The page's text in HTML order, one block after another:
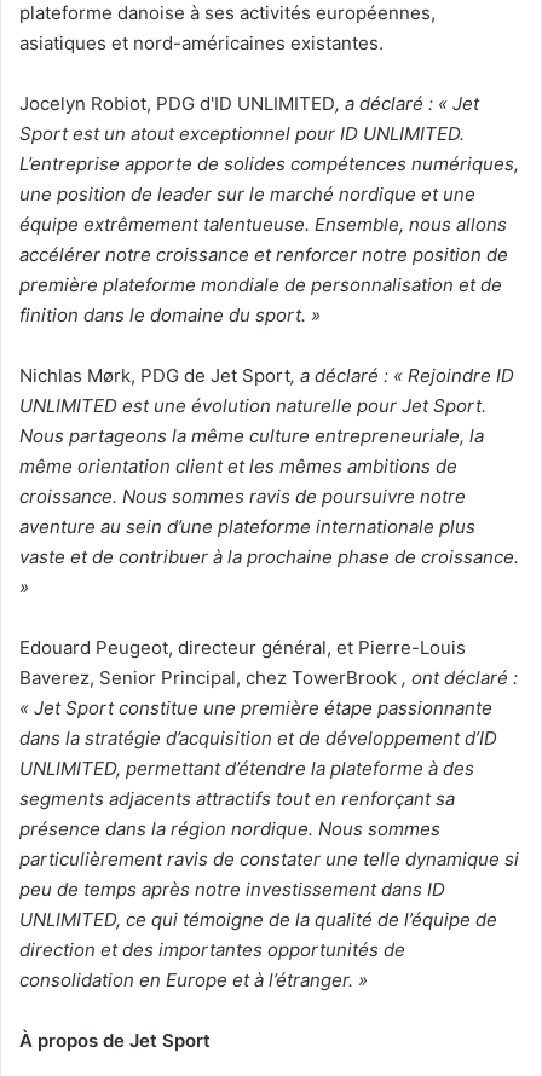
plateforme danoise à ses activités européennes,
asiatiques et nord-américaines existantes.
Jocelyn Robiot, PDG d'ID UNLIMITED, a déclaré : « Jet
Sport est un atout exceptionnel pour ID UNLIMITED.
L’entreprise apporte de solides compétences numériques,
une position de leader sur le marché nordique et une
équipe extrêmement talentueuse. Ensemble, nous allons
accélérer notre croissance et renforcer notre position de
première plateforme mondiale de personnalisation et de
finition dans le domaine du sport. »
Nichlas Mørk, PDG de Jet Sport, a déclaré : « Rejoindre ID
UNLIMITED est une évolution naturelle pour Jet Sport.
Nous partageons la même culture entrepreneuriale, la
même orientation client et les mêmes ambitions de
croissance. Nous sommes ravis de poursuivre notre
aventure au sein d’une plateforme internationale plus
vaste et de contribuer à la prochaine phase de croissance.
»
Edouard Peugeot, directeur général, et Pierre-Louis
Baverez, Senior Principal, chez TowerBrook , ont déclaré :
« Jet Sport constitue une première étape passionnante
dans la stratégie d’acquisition et de développement d’ID
UNLIMITED, permettant d’étendre la plateforme à des
segments adjacents attractifs tout en renforçant sa
présence dans la région nordique. Nous sommes
particulièrement ravis de constater une telle dynamique si
peu de temps après notre investissement dans ID
UNLIMITED, ce qui témoigne de la qualité de l’équipe de
direction et des importantes opportunités de
consolidation en Europe et à l’étranger. »
À propos de Jet Sport